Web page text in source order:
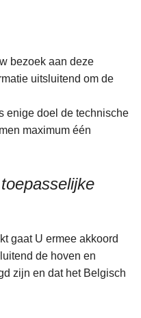
bezoek aan deze
uitsluitend om de
enige doel de technische
maximum één
gaat U ermee akkoord
de hoven en
zijn en dat het Belgisch